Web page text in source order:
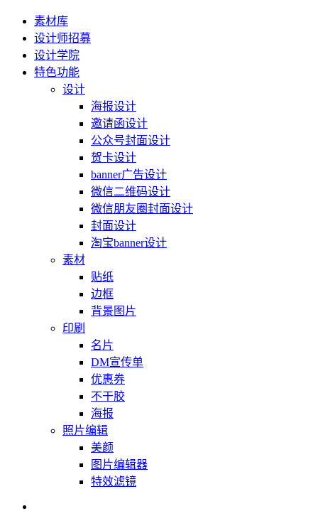
素材库
设计师招募
设计学院
特色功能
设计
海报设计
邀请函设计
公众号封面设计
贺卡设计
banner广告设计
微信二维码设计
微信朋友圈封面设计
封面设计
淘宝banner设计
素材
贴纸
边框
背景图片
印刷
名片
DM宣传单
优惠券
不干胶
海报
照片编辑
美颜
图片编辑器
特效滤镜